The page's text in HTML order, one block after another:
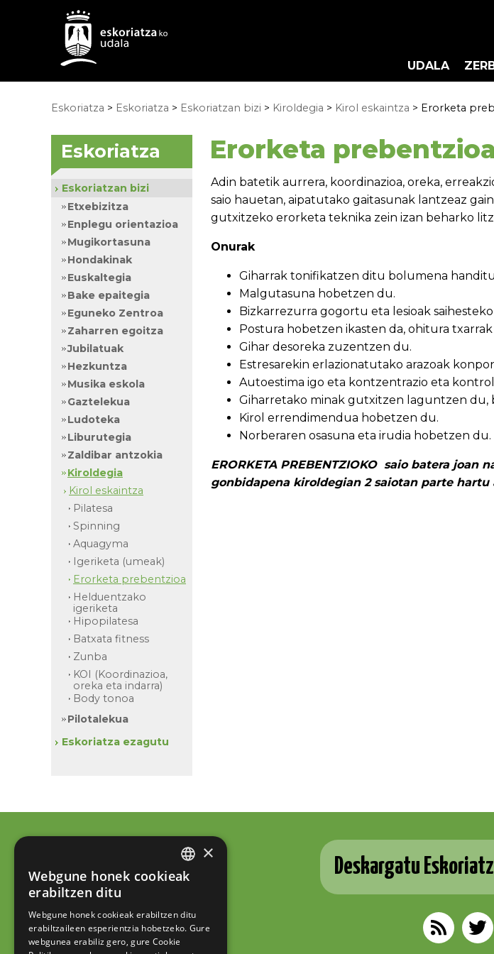
UDALA
Eskoriatza > Eskoriatza > Eskoriatzan bizi > Kiroldegia > Kirol eskaintza > Erorketa
Erorketa prebentzioa
Adin batetik aurrera, koordinazioa, oreka,
saio hauetan, aipatutako gaitasunak lantzeaz
gutxitzeko erorketa teknika zein izan beharko
Onurak
Giharrak tonifikatzen ditu bolumena
Malgutasuna hobetzen du.
Bizkarrezurra gogortu eta lesioak
Postura hobetzen ikasten da, ohitura
Gihar desoreka zuzentzen du.
Estresarekin erlazionatutako arazoak
Autoestima igo eta kontzentrazio eta
Giharretako minak gutxitzen laguntzen du,
Kirol errendimendua hobetzen du.
Norberaren osasuna eta irudia hobetzen du.
ERORKETA PREBENTZIOKO saio batera
gonbidapena kiroldegian 2 saiotan parte hartu
Eskoriatza
Eskoriatzan bizi
Etxebizitza
Enplegu orientazioa
Mugikortasuna
Hondakinak
Euskaltegia
Bake epaitegia
Eguneko Zentroa
Zaharren egoitza
Jubilatuak
Hezkuntza
Musika eskola
Gaztelekua
Ludoteka
Liburutegia
Zaldibar antzokia
Kiroldegia
Kirol eskaintza
Pilatesa
Spinning
Aquagyma
Igeriketa (umeak)
Erorketa prebentzioa
Helduentzako
igeriketa
Hipopilatesa
Batxata fitness
Zunba
KOI (Koordinazioa,
oreka eta indarra)
Body tonoa
Pilotalekua
Eskoriatza ezagutu
Deskargatu
BASQUE
SPANISH
×
Webgune honek cookieak
erabiltzen ditu
Webgune honek cookieak erabiltzen ditu
erabiltzaileen esperientzia hobetzeko. Gure
webgunea erabiliz gero, gure Cookie